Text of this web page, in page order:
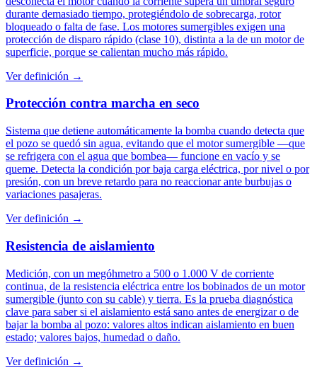
durante demasiado tiempo, protegiéndolo de sobrecarga, rotor
bloqueado o falta de fase. Los motores sumergibles exigen una
protección de disparo rápido (clase 10), distinta a la de un motor de
superficie, porque se calientan mucho más rápido.
Ver definición →
Protección contra marcha en seco
Sistema que detiene automáticamente la bomba cuando detecta que
el pozo se quedó sin agua, evitando que el motor sumergible —que
se refrigera con el agua que bombea— funcione en vacío y se
queme. Detecta la condición por baja carga eléctrica, por nivel o por
presión, con un breve retardo para no reaccionar ante burbujas o
variaciones pasajeras.
Ver definición →
Resistencia de aislamiento
Medición, con un megóhmetro a 500 o 1.000 V de corriente
continua, de la resistencia eléctrica entre los bobinados de un motor
sumergible (junto con su cable) y tierra. Es la prueba diagnóstica
clave para saber si el aislamiento está sano antes de energizar o de
bajar la bomba al pozo: valores altos indican aislamiento en buen
estado; valores bajos, humedad o daño.
Ver definición →